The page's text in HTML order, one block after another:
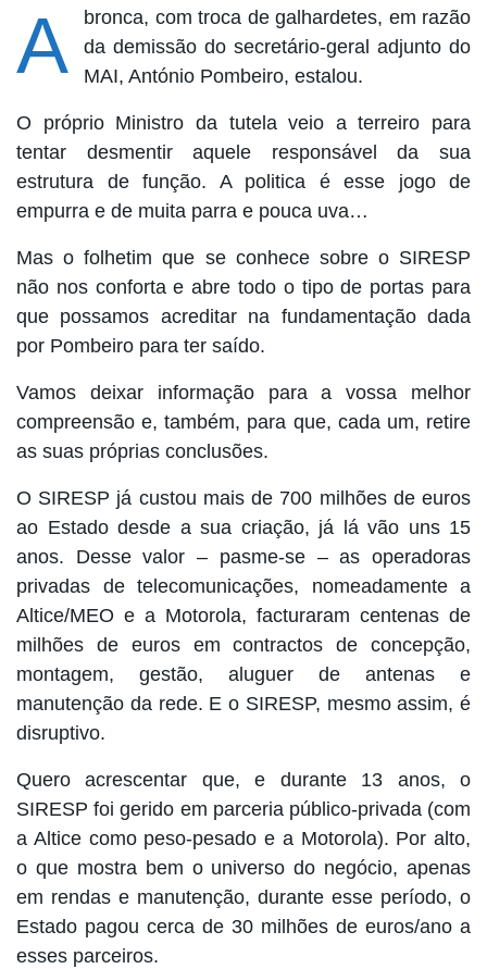
A
bronca, com troca de galhardetes, em razão
da demissão do secretário-geral adjunto do
MAI, António Pombeiro, estalou.
O próprio Ministro da tutela veio a terreiro para
tentar desmentir aquele responsável da sua
estrutura de função. A politica é esse jogo de
empurra e de muita parra e pouca uva…
Mas o folhetim que se conhece sobre o SIRESP
não nos conforta e abre todo o tipo de portas para
que possamos acreditar na fundamentação dada
por Pombeiro para ter saído.
Vamos deixar informação para a vossa melhor
compreensão e, também, para que, cada um, retire
as suas próprias conclusões.
O SIRESP já custou mais de 700 milhões de euros
ao Estado desde a sua criação, já lá vão uns 15
anos. Desse valor – pasme-se – as operadoras
privadas de telecomunicações, nomeadamente a
Altice/MEO e a Motorola, facturaram centenas de
milhões de euros em contractos de concepção,
montagem, gestão, aluguer de antenas e
manutenção da rede. E o SIRESP, mesmo assim, é
disruptivo.
Quero acrescentar que, e durante 13 anos, o
SIRESP foi gerido em parceria público-privada (com
a Altice como peso-pesado e a Motorola). Por alto,
o que mostra bem o universo do negócio, apenas
em rendas e manutenção, durante esse período, o
Estado pagou cerca de 30 milhões de euros/ano a
esses parceiros.